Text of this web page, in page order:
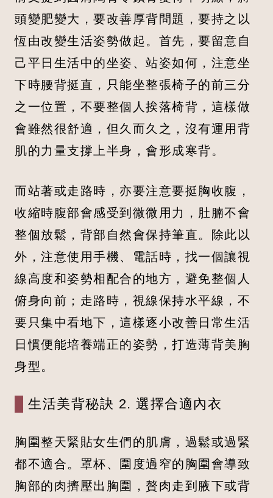
頭變肥變大，要改善厚背問題，要持之以
恆由改變生活姿勢做起。首先，要留意自
己平日生活中的坐姿、站姿如何，注意坐
下時腰背挺直，只能坐整張椅子的前三分
之一位置，不要整個人挨落椅背，這樣做
會雖然很舒適，但久而久之，沒有運用背
肌的力量支撐上半身，會形成寒背。
而站著或走路時，亦要注意要挺胸收腹，
收縮時腹部會感受到微微用力，肚腩不會
整個放鬆，背部自然會保持筆直。除此以
外，注意使用手機、電話時，找一個讓視
線高度和姿勢相配合的地方，避免整個人
俯身向前；走路時，視線保持水平線，不
要只集中看地下，這樣逐小改善日常生活
日慣便能培養端正的姿勢，打造薄背美胸
身型。
生活美背秘訣 2. 選擇合適內衣
胸圍整天緊貼女生們的肌膚，過鬆或過緊
都不適合。罩杯、圍度過窄的胸圍會導致
胸部的肉擠壓出胸圍，贅肉走到腋下或背